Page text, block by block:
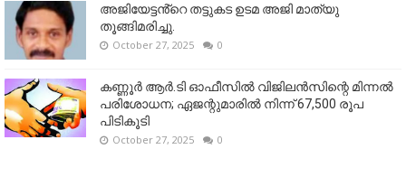
അജിയേട്ടൻ്റെ തട്ടുകട ഉടമ അജി മാത്യു
തൂങ്ങിമരിച്ചു.
October 27, 2025 0
കണ്ണൂര്‍ ആര്‍.ടി ഓഫീസില്‍ വിജിലൻസിന്റെ മിന്നല്‍
പരിശോധന; ഏജന്റുമാരില്‍ നിന്ന് 67,500 രൂപ
പിടികൂടി
October 27, 2025 0